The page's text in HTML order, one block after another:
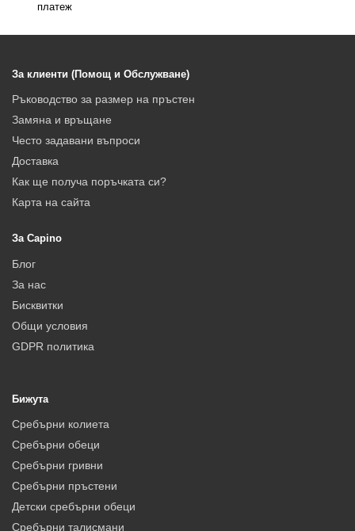
платеж
За клиенти (Помощ и Обслужване)
Ръководство за размер на пръстен
Замяна и връщане
Често задавани въпроси
Доставка
Как ще получа поръчката си?
Карта на сайта
За Capino
Блог
За нас
Бисквитки
Общи условия
GDPR политика
Бижута
Сребърни колиета
Сребърни обеци
Сребърни гривни
Сребърни пръстени
Детски сребърни обеци
Сребърни талисмани